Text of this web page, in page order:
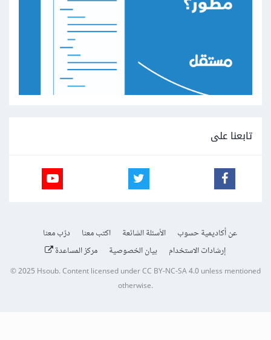
تابعنا على
عن أكاديمية حسوب الأسئلة الشائعة اكتب معنا
درّب معنا
إرشادات الاستخدام
بيان الخصوصية مركز المساعدة
© 2025 Hsoub.Content licensed underCC BY-NC-SA 4.0unless mentioned
otherwise.